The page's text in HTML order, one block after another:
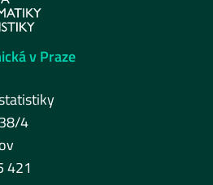
v Praze
4
421